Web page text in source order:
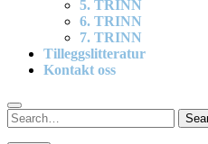
5. TRINN
6. TRINN
7. TRINN
Tilleggslitteratur
Kontakt oss
Search
for:
Search